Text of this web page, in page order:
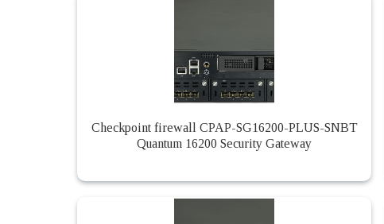
Checkpoint firewall CPAP-SG16200-PLUS-SNBT
Quantum 16200 Security Gateway